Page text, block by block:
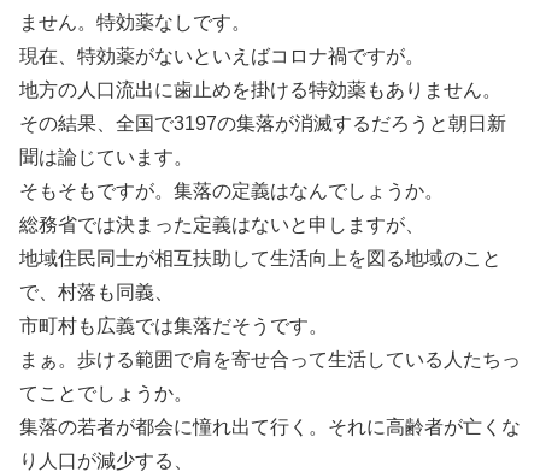
ません。特効薬なしです。
現在、特効薬がないといえばコロナ禍ですが。
地方の人口流出に歯止めを掛ける特効薬もありません。
その結果、全国で3197の集落が消滅するだろうと朝日新
聞は論じています。
そもそもですが。集落の定義はなんでしょうか。
総務省では決まった定義はないと申しますが、
地域住民同士が相互扶助して生活向上を図る地域のこと
で、村落も同義、
市町村も広義では集落だそうです。
まぁ。歩ける範囲で肩を寄せ合って生活している人たちっ
てことでしょうか。
集落の若者が都会に憧れ出て行く。それに高齢者が亡くな
り人口が減少する、